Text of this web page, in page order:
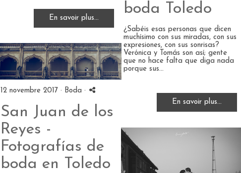
En savoir plus...
boda Toledo
¿Sabéis esas personas que dicen
muchísimo con sus miradas, con sus
expresiones, con sus sonrisas?
Verónica y Tomás son así; gente
que no hace falta que diga nada
porque sus...
En savoir plus...
12 novembre 2017 · Boda ·
San Juan de los
Reyes -
Fotografías de
boda en Toledo